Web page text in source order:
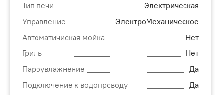
Тип печи
Электрическая
Управление
ЭлектроМеханическое
Автоматичиская мойка
Нет
Гриль
Нет
Пароувлажнение
Да
Подключение к водопроводу
Да